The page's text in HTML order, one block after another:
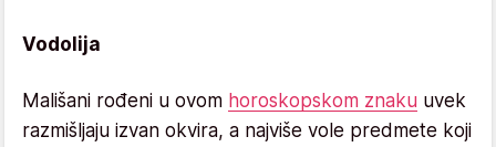
Vodolija
Mališani rođeni u ovom horoskopskom znaku uvek
razmišljaju izvan okvira, a najviše vole predmete koji